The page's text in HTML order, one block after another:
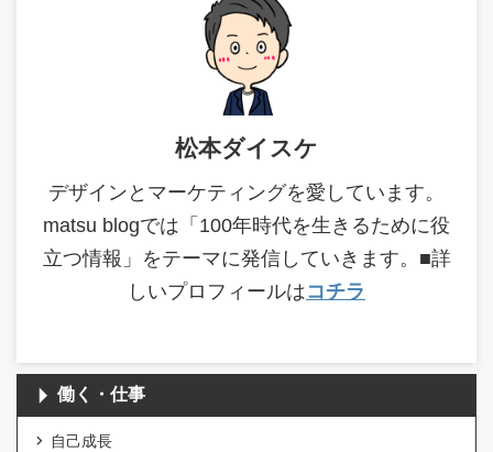
松本ダイスケ
デザインとマーケティングを愛しています。
matsu blogでは「100年時代を生きるために役
立つ情報」をテーマに発信していきます。■詳
しいプロフィールはコチラ
働く・仕事
自己成長